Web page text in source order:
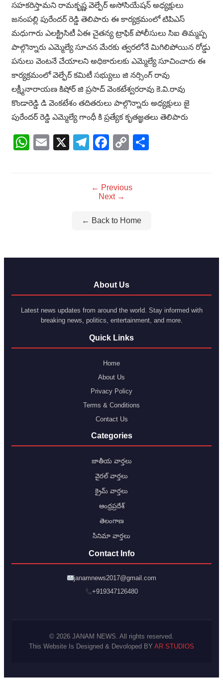
సహకరిస్తామని రామకృష్ణ వెల్ఫేర్ అసోసియేషన్ అధ్యక్షులు
జనంపల్లి పురేందర్ రెడ్డి తెలిపారు ఈ కార్యక్రమంలో టిపిఎస్
మధుగారు ఎలక్ట్రిసిటీ ఏఈ చైతన్య ట్రాఫిక్ పోలీసులు సిఐ తిమ్మప్ప
పాల్గొన్నారు ఎమ్మెల్యే సూచన మేరకు త్వరలోనే మిగిలిపోయిన రోడ్డు
పనులు వెంటనే చేయాలని అధికారులకు ఎమ్మెల్యే సూచించారు ఈ
కార్యక్రమంలో వెల్ఫేర్ కమిటీ సభ్యులు జి నర్సింగ్ రావు
లక్ష్మీనారాయణ కిషోర్ జి ప్రసాద్ వెంకటేశ్వరరావు కె.వి.రావు
కొండారెడ్డి డి వెంకటేశం తదితరులు పాల్గొన్నారు అధ్యక్షులు జై
పురేందర్ రెడ్డి ఎమ్మెల్యే గాంధీ కి ప్రత్యేక కృతజ్ఞతలు తెలిపారు
WhatsApp
Email
X Telegram
Facebook
Copy
← Previous
Next →
← Back to Home
About Us
Latest news updates from around the world. Stay informed with
breaking news, politics, entertainment, and more.
Quick Links
Home
About Us
Privacy Policy
Terms & Conditions
Contact Us
Categories
జాతీయ వార్తలు
వైరల్ వార్తలు
క్రైమ్ వార్తలు
ఆంధ్రప్రదేశ్
తెలంగాణ
సినిమా వార్తలు
Contact Info
janamnews2017@gmail.com
+919347126480
© 2026 JANAM NEWS. All rights reserved.
This Website Is Designed & Devoloped BY AR STUDIOS